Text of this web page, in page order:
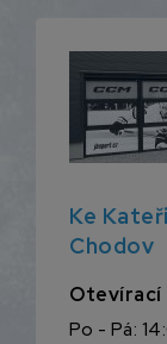
Ke
Chodov
Otevírací
Po - Pá: